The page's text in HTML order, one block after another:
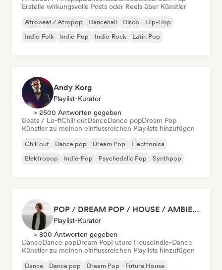
Erstelle wirkungsvolle Posts oder Reels über Künstler
Afrobeat / Afropop Dancehall Disco
Hip-Hop
Indie-Folk
Indie-Pop Indie-Rock Latin Pop
Andy Korg
Playlist-Kurator
> 2500 Antworten gegeben
Beats / Lo-fiChill outDanceDance popDream Pop
Künstler zu meinen einflussreichen Playlists hinzufügen
Chill out Dance pop Dream Pop
Electronica
Elektropop
Indie-Pop Psychedelic Pop Synthpop
POP / DREAM POP / HOUSE / AMBIENT
Playlist-Kurator
> 800 Antworten gegeben
DanceDance popDream PopFuture HouseIndie-Dance
Künstler zu meinen einflussreichen Playlists hinzufügen
Dance Dance pop Dream Pop
Future House